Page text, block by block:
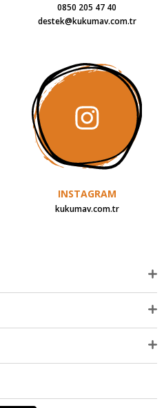
0850 205 47 40
destek@kukumav.com.tr
INSTAGRAM
kukumav.com.tr